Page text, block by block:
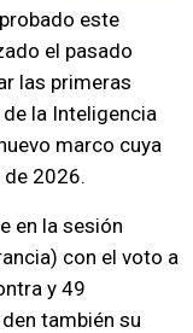
este
el pasado
las primeras
la Inteligencia
marco cuya
de 2026.
en la sesión
con el voto a
y 49
también su